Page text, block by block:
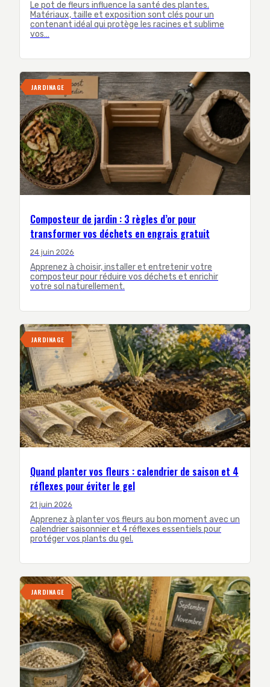
Le pot de fleurs influence la santé des plantes.
Matériaux, taille et exposition sont clés pour un
contenant idéal qui protège les racines et sublime
vos…
JARDINAGE
Composteur de jardin : 3 règles d’or pour
transformer vos déchets en engrais gratuit
24 juin 2026
Apprenez à choisir, installer et entretenir votre
composteur pour réduire vos déchets et enrichir
votre sol naturellement.
JARDINAGE
Quand planter vos fleurs : calendrier de saison et 4
réflexes pour éviter le gel
21 juin 2026
Apprenez à planter vos fleurs au bon moment avec un
calendrier saisonnier et 4 réflexes essentiels pour
protéger vos plants du gel.
JARDINAGE